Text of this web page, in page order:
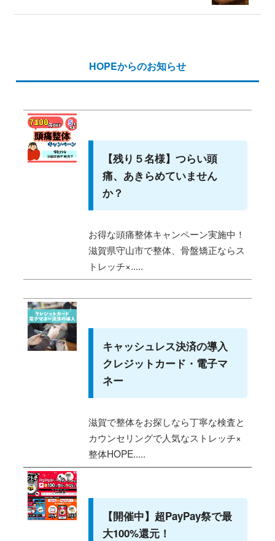
HOPEからのお知らせ
【残り５名様】つらい頭
痛、あきらめていません
か？
お得な頭痛整体キャンペーン実施中！
滋賀県守山市で整体、骨盤矯正ならス
トレッチ×.....
キャッシュレス決済の導入
クレジットカード・電子マ
ネー
滋賀で整体をお探しなら丁寧な検査と
カウンセリングで人気なストレッチ×
整体HOPE.....
【開催中】超PayPay祭で最
大100%還元！